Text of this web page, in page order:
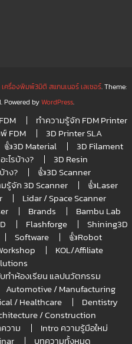
ครื่องพิมพ์3มิติ สแกนเนอร์ เลเซอร์. Theme:
Powered byWordPress.
ทำความรู้จัก FDM Printer
FDM
3D Printer SLA
👍3D Material
3D Filament
ไรบ้าง?
3D Resin
าง?
👍3D Scanner
รู้จัก 3D Scanner
👍Laser
Lidar / Space Scanner
Brands
Bambu Lab
Flashforge
Shining3D
Software
👍Robot
KOL/Affiliate
บทำห้องเรียน แลปนวัตกรรม
Automotive / Manufacturing
/ Healthcare
Dentistry
/ Construction
วาม
Intro ความรู้มือใหม่
บทความทั้งหมด